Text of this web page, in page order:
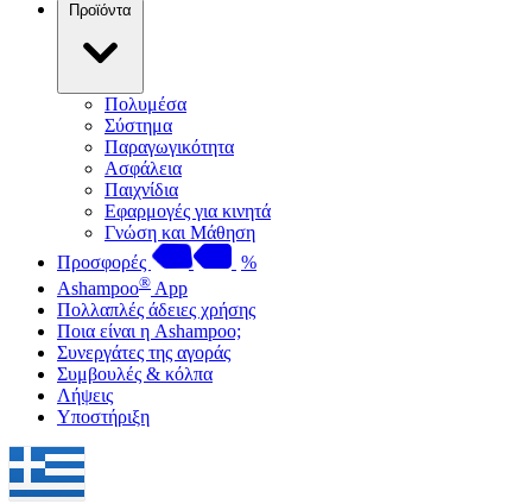
Προϊόντα
Πολυμέσα
Σύστημα
Παραγωγικότητα
Ασφάλεια
Παιχνίδια
Εφαρμογές για κινητά
Γνώση και Μάθηση
Προσφορές
%
Ashampoo® App
Πολλαπλές άδειες χρήσης
Ποια είναι η Ashampoo;
Συνεργάτες της αγοράς
Συμβουλές & κόλπα
Λήψεις
Υποστήριξη